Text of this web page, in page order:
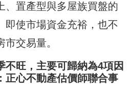
、置產型與多屋族買盤的
即使市場資金充裕，也不
交易量。
不旺，主要可歸納為4項因
正心不動產估價師聯合事